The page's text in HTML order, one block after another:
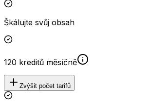
Škálujte svůj obsah
120 kreditů měsíčně
Zvýšit počet tarifů